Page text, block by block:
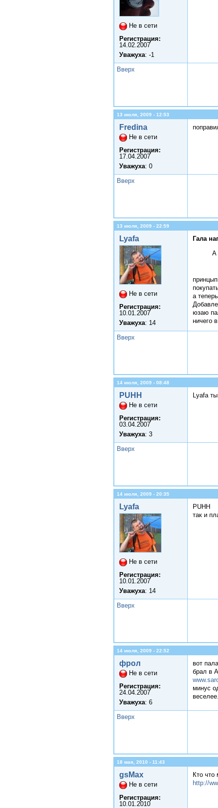
Не в сети
Регистрация:
14.02.2007
Уважуха: -1
Вверх
13 июля, 2009 - 12:53
Fredina
Не в сети
Регистрация:
17.04.2007
Уважуха: 0
Вверх
13 июля, 2009 - 22:59
Lyafa
Не в сети
Регистрация:
10.01.2007
Уважуха: 14
Гала
А
а
юзаю
ничего
Вверх
14 июля, 2009 - 08:48
PUHH
Не в сети
Регистрация:
03.04.2007
Уважуха: 3
Lyafa
Вверх
14 июля, 2009 - 20:35
Lyafa
Не в сети
Регистрация:
10.01.2007
Уважуха: 14
PUHH
так и
Вверх
14 июля, 2009 - 22:52
фрол
Не в сети
Регистрация:
24.04.2007
Уважуха: 6
вот
брал в
минус
Вверх
18 мая, 2010 - 11:43
gsMax
Не в сети
Регистрация:
10.01.2010
Кто
http://